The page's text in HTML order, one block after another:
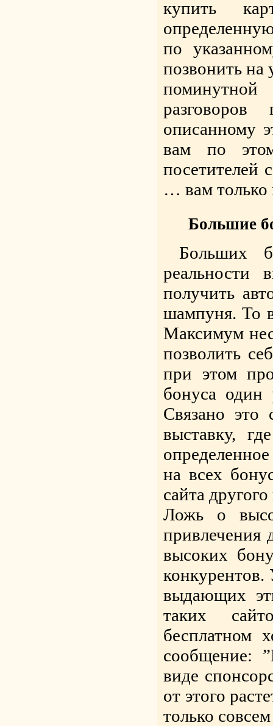
купить
по
позвонить на
описанному
вам по
посетителей
… вам
Большие
Больших
реальности
получить
шампуня. То
Максимум
позволить
при этом
бонуса один
Связано это
выставку,
на всех
сайта
Ложь о
привлечения
высоких
конкурентов.
выдающих
таких
бесплатном
сообщение:
виде
от этого
только